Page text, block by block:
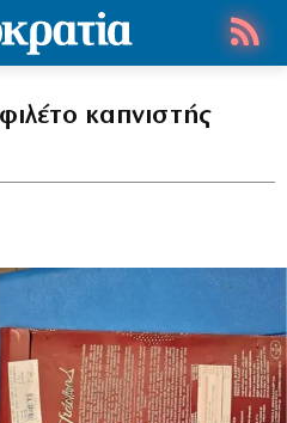
καπνιστής